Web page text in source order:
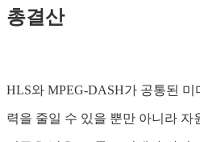
총결산
HLS와 MPEG-DASH가 공통된
력을 줄일 수 있을 뿐만 아니라 자